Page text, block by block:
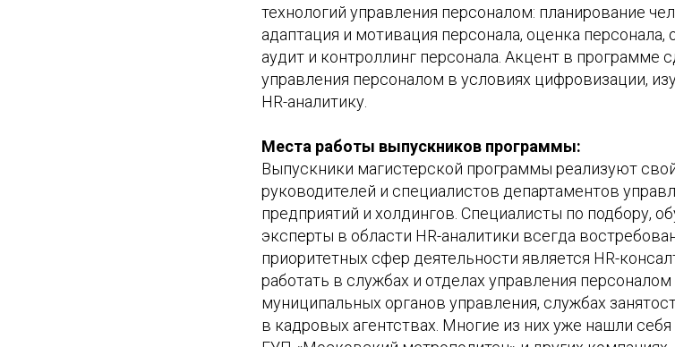
технологий управления персоналом: планирование
адаптация и мотивация персонала, оценка персонала,
аудит и контроллинг персонала. Акцент в
управления персоналом в условиях цифровизации,
HR-аналитику.
Места работы выпускников программы:
Выпускники магистерской программы реализуют
руководителей и специалистов департаментов
предприятий и холдингов. Специалисты по подбору,
эксперты в области HR-аналитики всегда
приоритетных сфер деятельности является HR-
работать в службах и отделах управления
муниципальных органов управления, службах
в кадровых агентствах. Многие из них уже нашли